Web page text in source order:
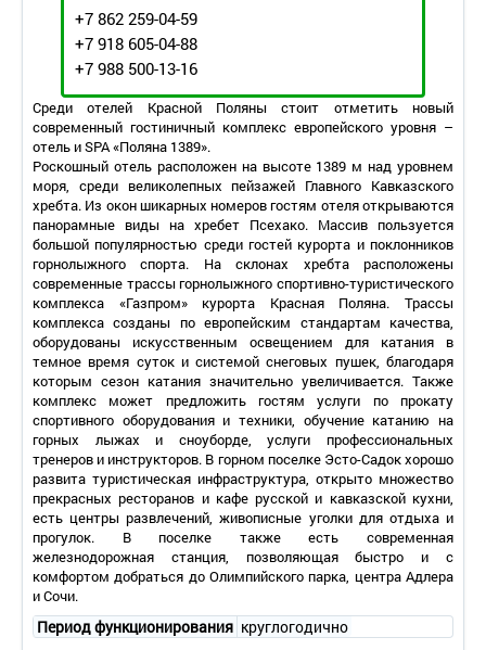
+7 862 259-04-59
+7 918 605-04-88
+7 988 500-13-16
Среди отелей Красной Поляны стоит отметить новый
современный гостиничный комплекс европейского уровня –
отель и SPA «Поляна 1389».
Роскошный отель расположен на высоте 1389 м над уровнем
моря, среди великолепных пейзажей Главного Кавказского
хребта. Из окон шикарных номеров гостям отеля открываются
панорамные виды на хребет Псехако. Массив пользуется
большой популярностью среди гостей курорта и поклонников
горнолыжного спорта. На склонах хребта расположены
современные трассы горнолыжного спортивно-туристического
комплекса «Газпром» курорта Красная Поляна. Трассы
комплекса созданы по европейским стандартам качества,
оборудованы искусственным освещением для катания в
темное время суток и системой снеговых пушек, благодаря
которым сезон катания значительно увеличивается. Также
комплекс может предложить гостям услуги по прокату
спортивного оборудования и техники, обучение катанию на
горных лыжах и сноуборде, услуги профессиональных
тренеров и инструкторов. В горном поселке Эсто-Садок хорошо
развита туристическая инфраструктура, открыто множество
прекрасных ресторанов и кафе русской и кавказской кухни,
есть центры развлечений, живописные уголки для отдыха и
прогулок. В поселке также есть современная
железнодорожная станция, позволяющая быстро и с
комфортом добраться до Олимпийского парка, центра Адлера
и Сочи.
Период функционирования круглогодично